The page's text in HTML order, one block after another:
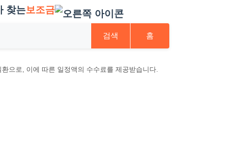
찾는보조금
검색 홈
으로, 이에 따른 일정액의 수수료를 제공받습니다.